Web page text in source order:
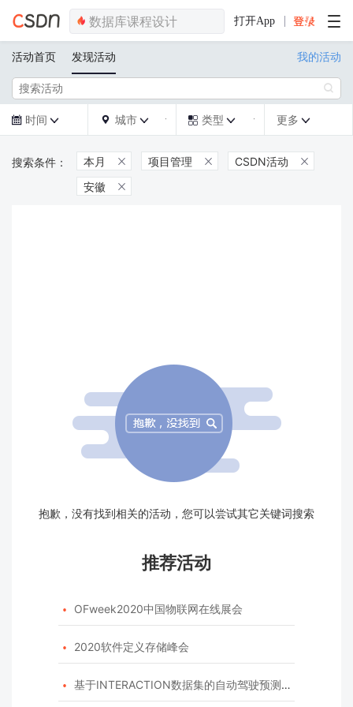
打开App
活动首页 发现活动 我的活动

 时间   城市   类型  更多 
本月  项目管理  CSDN活动 
安徽 
抱歉，没有找到相关的活动，您可以尝试其它关键词搜索
推荐活动
 OFweek2020中国物联网在线展会
 2020软件定义存储峰会
 基于INTERACTION数据集的自动驾驶预测模型挑战赛